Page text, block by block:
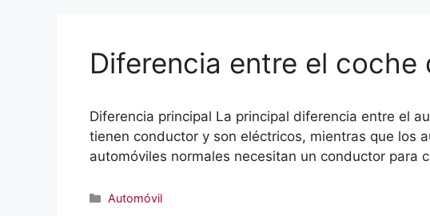
Diferencia entre el
Diferencia principal La principal diferencia entre el
tienen conductor y son eléctricos, mientras que los
automóviles normales necesitan un conductor para
Categorías
Automóvil